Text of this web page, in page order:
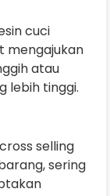
cuci
mengajukan
atau
lebih tinggi.
selling
sering